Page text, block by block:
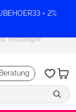
+ 2%
Testsieger
Beratung